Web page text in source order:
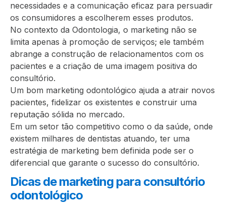
necessidades e a comunicação eficaz para persuadir
os consumidores a escolherem esses produtos.
No contexto da Odontologia, o marketing não se
limita apenas à promoção de serviços; ele também
abrange a construção de relacionamentos com os
pacientes e a criação de uma imagem positiva do
consultório.
Um bom marketing odontológico ajuda a atrair novos
pacientes, fidelizar os existentes e construir uma
reputação sólida no mercado.
Em um setor tão competitivo como o da saúde, onde
existem milhares de dentistas atuando, ter uma
estratégia de marketing bem definida pode ser o
diferencial que garante o sucesso do consultório.
Dicas de marketing para consultório
odontológico